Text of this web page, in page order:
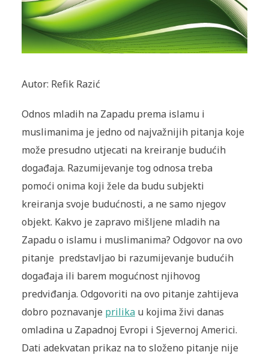
Autor: Refik Razić
Odnos mladih na Zapadu prema islamu i
muslimanima je jedno od najvažnijih pitanja koje
može presudno utjecati na kreiranje budućih
događaja. Razumijevanje tog odnosa treba
pomoći onima koji žele da budu subjekti
kreiranja svoje budućnosti, a ne samo njegov
objekt. Kakvo je zapravo mišljene mladih na
Zapadu o islamu i muslimanima? Odgovor na ovo
pitanje predstavljao bi razumijevanje budućih
događaja ili barem mogućnost njihovog
predviđanja. Odgovoriti na ovo pitanje zahtijeva
dobro poznavanje prilikau kojima živi danas
omladina u Zapadnoj Evropi i Sjevernoj Americi.
Dati adekvatan prikaz na to složeno pitanje nije